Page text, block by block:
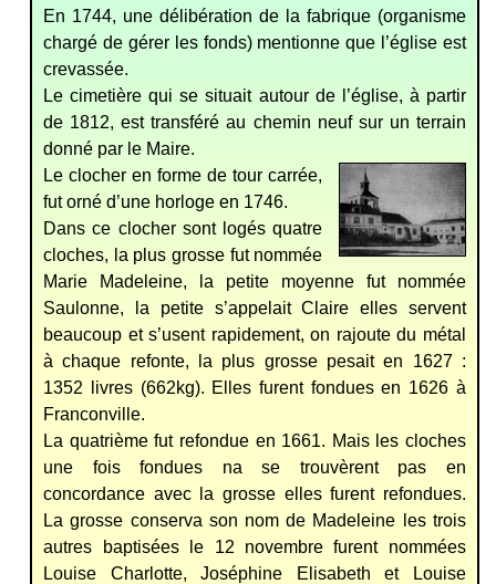
En 1744, une délibération de la fabrique (organisme
chargé de gérer les fonds) mentionne que l’église est
crevassée.
Le cimetière qui se situait autour de l’église, à partir
de 1812, est transféré au chemin neuf sur un terrain
donné par le Maire.
Le clocher en forme de tour carrée,
fut orné d’une horloge en 1746.
Dans ce clocher sont logés quatre
cloches, la plus grosse fut nommée
Marie Madeleine, la petite moyenne fut nommée
Saulonne, la petite s’appelait Claire elles servent
beaucoup et s’usent rapidement, on rajoute du métal
à chaque refonte, la plus grosse pesait en 1627 :
1352 livres (662kg). Elles furent fondues en 1626 à
Franconville.
La quatrième fut refondue en 1661. Mais les cloches
une fois fondues na se trouvèrent pas en
concordance avec la grosse elles furent refondues.
La grosse conserva son nom de Madeleine les trois
autres baptisées le 12 novembre furent nommées
Louise Charlotte, Joséphine Elisabeth et Louise